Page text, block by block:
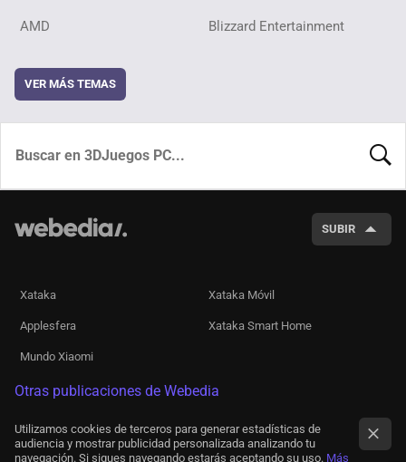
AMD Blizzard Entertainment
VER MÁS TEMAS
SUBIR
Xataka Xataka Móvil
Applesfera Xataka Smart Home
Mundo Xiaomi
Otras publicaciones de Webedia
Utilizamos cookies de terceros para generar estadísticas de
audiencia y mostrar publicidad personalizada analizando tu
navegación. Si sigues navegando estarás aceptando su uso. Más